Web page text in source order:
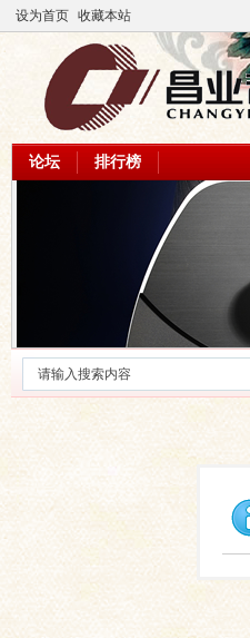
设为首页 收藏本站
论坛 排行榜